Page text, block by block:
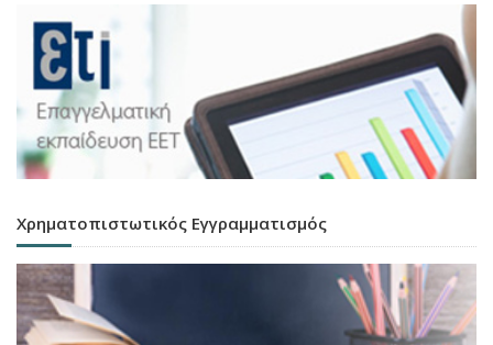
Χρηματοπιστωτικός Εγγραμματισμός